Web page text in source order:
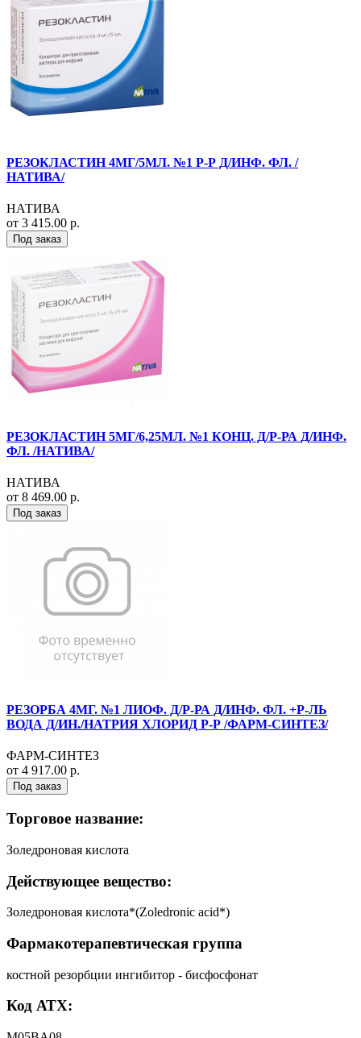
РЕЗОКЛАСТИН 4МГ/5МЛ. №1 Р-Р Д/ИНФ. ФЛ. /
НАТИВА/
НАТИВА
от 3 415.00 р.
Под заказ
РЕЗОКЛАСТИН 5МГ/6,25МЛ. №1 КОНЦ. Д/Р-РА Д/ИНФ.
ФЛ. /НАТИВА/
НАТИВА
от 8 469.00 р.
Под заказ
РЕЗОРБА 4МГ. №1 ЛИОФ. Д/Р-РА Д/ИНФ. ФЛ. +Р-ЛЬ
ВОДА Д/ИН./НАТРИЯ ХЛОРИД Р-Р /ФАРМ-СИНТЕЗ/
ФАРМ-СИНТЕЗ
от 4 917.00 р.
Под заказ
Торговое название:
Золедроновая кислота
Действующее вещество:
Золедроновая кислота*(Zoledronic acid*)
Фармакотерапевтическая группа
костной резорбции ингибитор - бисфосфонат
Код АТХ: